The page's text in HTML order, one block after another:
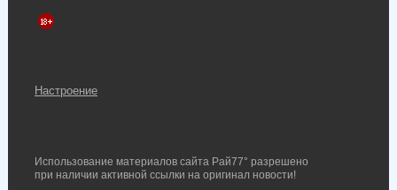
Настроение
Использование материалов сайта Рай77° разрешено
при наличии активной ссылки на оригинал новости!